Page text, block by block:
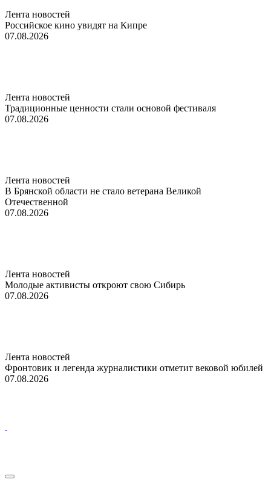
Лента новостей
Российское кино увидят на Кипре
07.08.2026
Лента новостей
Традиционные ценности стали основой фестиваля
07.08.2026
Лента новостей
В Брянской области не стало ветерана Великой
Отечественной
07.08.2026
Лента новостей
Молодые активисты откроют свою Сибирь
07.08.2026
Лента новостей
Фронтовик и легенда журналистики отметит вековой юбилей
07.08.2026